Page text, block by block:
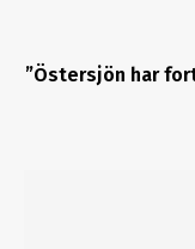
”Östersjön har